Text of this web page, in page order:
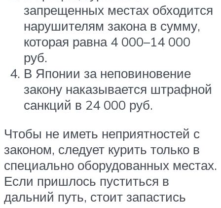
запрещенных местах обходится
нарушителям закона в сумму,
которая равна 4 000–14 000
руб.
В Японии за неповиновение
закону наказывается штрафной
санкций в 24 000 руб.
Чтобы не иметь неприятностей с
законом, следует курить только в
специально оборудованных местах.
Если пришлось пуститься в
дальний путь, стоит запастись